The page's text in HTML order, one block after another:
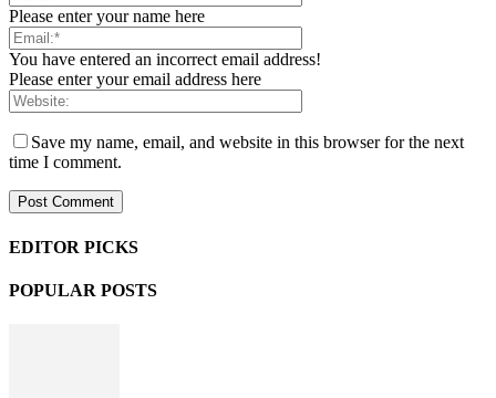
Please enter your name here
You have entered an incorrect email address!
Please enter your email address here
Save my name, email, and website in this browser for the next
time I comment.
EDITOR PICKS
POPULAR POSTS